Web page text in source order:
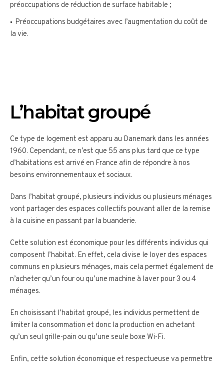
préoccupations de réduction de surface habitable ;
Préoccupations budgétaires avec l’augmentation du coût de
la vie.
L’habitat groupé
Ce type de logement est apparu au Danemark dans les années
1960. Cependant, ce n’est que 55 ans plus tard que ce type
d’habitations est arrivé en France afin de répondre à nos
besoins environnementaux et sociaux.
Dans l’habitat groupé, plusieurs individus ou plusieurs ménages
vont partager des espaces collectifs pouvant aller de la remise
à la cuisine en passant par la buanderie.
Cette solution est économique pour les différents individus qui
composent l’habitat. En effet, cela divise le loyer des espaces
communs en plusieurs ménages, mais cela permet également de
n’acheter qu’un four ou qu’une machine à laver pour 3 ou 4
ménages.
En choisissant l’habitat groupé, les individus permettent de
limiter la consommation et donc la production en achetant
qu’un seul grille-pain ou qu’une seule boxe Wi-Fi.
Enfin, cette solution économique et respectueuse va permettre